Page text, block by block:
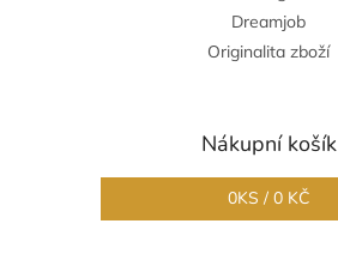
Dreamjob
Originalita zboží
Nákupní košík
0KS / 0 KČ